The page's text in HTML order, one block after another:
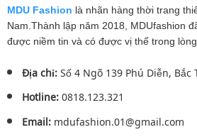
MDU Fashion là nhãn hàng thời trang
Nam.Thành lập năm 2018, MDUfashion
được niềm tin và có được vị thế trong
Địa chỉ:Số 4 Ngõ 139 Phú Diễn, Bắc
Hotline:0818.123.321
Email:mdufashion.01@gmail.com